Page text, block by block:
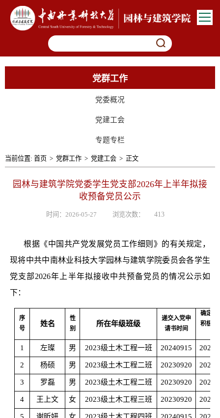
党群工作
党委概况
党建工会
专题专栏
当前位置: 首页 > 党群工作 > 党建工会 > 正文
园林与建筑学院党委学生党支部2026年上半年拟接
收预备党员公示
时间：2026-05-27 浏览次数： 413
根据《中国共产党发展党员工作细则》的有关规定，
现将中共中南林业科技大学园林与建筑学院委员会各学生
党支部2026年 上 半年拟接收中共预备党员的情况公示如
下：
序
号
姓名
性
别
所在年级班级
递交入党申
请书时间
确定为
积极分
1 左璨 男 2023级土木工程一班 20240915
2 杨硕 男 2023级土木工程二班 20230920
3 罗磊 男 2023级土木工程二班 20230920
4 王上文 女 2023级土木工程三班 20230920